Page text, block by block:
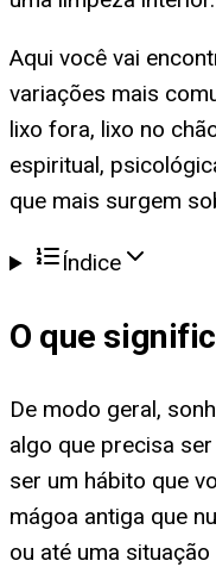
Aqui você vai
variações mais
lixo fora, lixo no
espiritual,
que mais surgem
Índice
O que
De modo geral,
algo que precisa
ser um hábito que
mágoa antiga que
ou até uma